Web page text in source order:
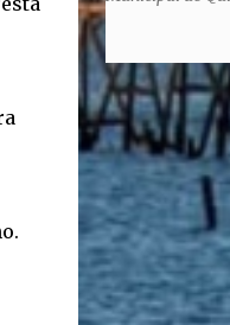
honorem, es
estipendio -
importantísimos
Siguie diciendo
la enorme
convertirse en
tantos
Argentina para
historia,
Julio Molina -a
pieza-, va
llegó al país y
etapas,
también está lo
con el tema de